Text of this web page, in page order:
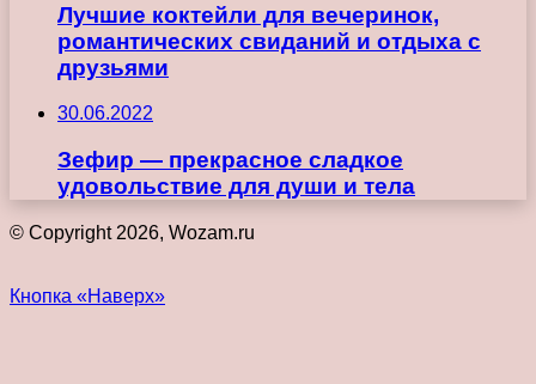
Лучшие коктейли для вечеринок,
романтических свиданий и отдыха с
друзьями
30.06.2022
Зефир — прекрасное сладкое
удовольствие для души и тела
© Copyright 2026, Wozam.ru
Кнопка «Наверх»